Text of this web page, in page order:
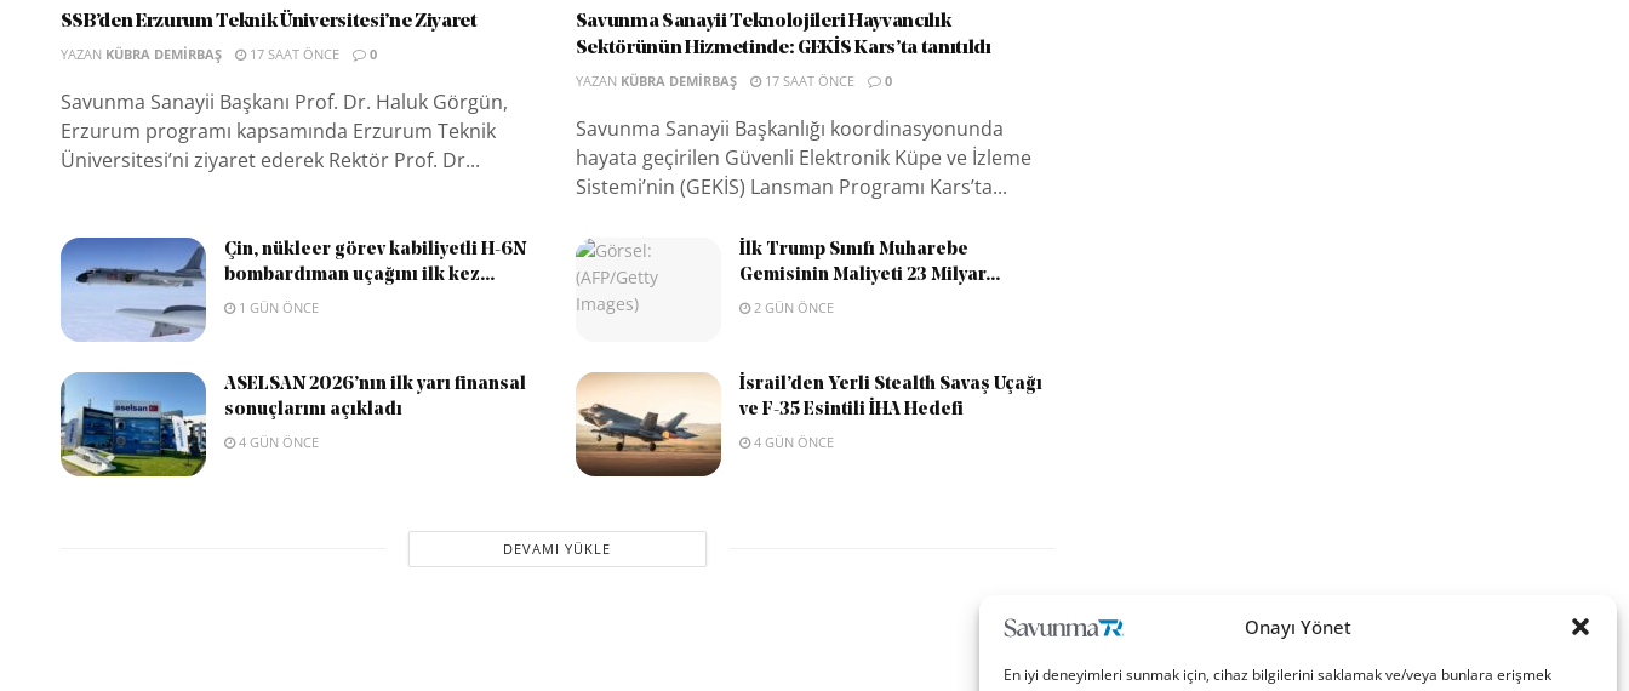
Onayı Yönet
En iyi deneyimleri sunmak için, cihaz bilgilerini saklamak ve/veya bunlara erişmek
SSB’den Erzurum Teknik Üniversitesi’ne Ziyaret
YAZAN KÜBRA DEMIRBAŞ 17 SAAT ÖNCE 0
Savunma Sanayii Başkanı Prof. Dr. Haluk Görgün,
Erzurum programı kapsamında Erzurum Teknik
Üniversitesi’ni ziyaret ederek Rektör Prof. Dr...
Savunma Sanayii Teknolojileri Hayvancılık
Sektörünün Hizmetinde: GEKİS Kars’ta tanıtıldı
YAZAN KÜBRA DEMIRBAŞ 17 SAAT ÖNCE 0
Savunma Sanayii Başkanlığı koordinasyonunda
hayata geçirilen Güvenli Elektronik Küpe ve İzleme
Sistemi’nin (GEKİS) Lansman Programı Kars’ta...
Çin, nükleer görev kabiliyetli H-6N
bombardıman uçağını ilk kez...
1 GÜN ÖNCE
İlk Trump Sınıfı Muharebe
Gemisinin Maliyeti 23 Milyar...
2 GÜN ÖNCE
ASELSAN 2026’nın ilk yarı finansal
sonuçlarını açıkladı
4 GÜN ÖNCE
İsrail’den Yerli Stealth Savaş Uçağı
ve F-35 Esintili İHA Hedefi
4 GÜN ÖNCE
DEVAMI YÜKLE